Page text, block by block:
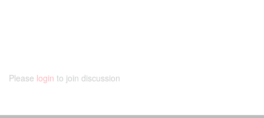
Please login to join discussion